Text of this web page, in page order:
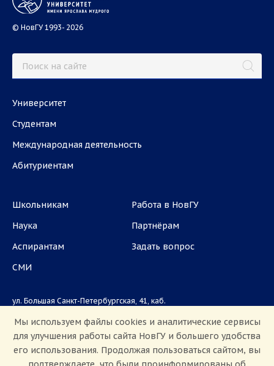
© НовГУ 1993- 2026
Университет
Студентам
Международная деятельность
Абитуриентам
Школьникам
Наука
Аспирантам
СМИ
Работа в НовГУ
Партнёрам
Задать вопрос
ул. Большая Санкт-Петербургская, 41, каб.
Приемная комиссия: +7(8162)33-20-44
Мы используем файлы cookies и аналитические сервисы
для улучшения работы сайта НовГУ и большего удобства
его использования. Продолжая пользоваться сайтом, вы